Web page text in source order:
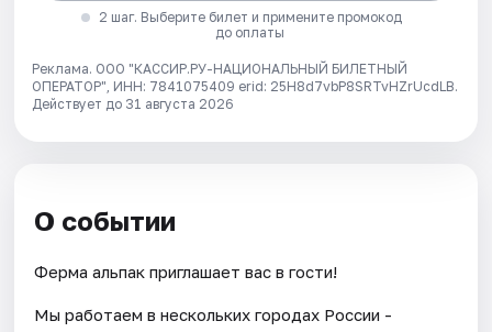
2 шаг. Выберите билет и примените промокод
до оплаты
Реклама. ООО "КАССИР.РУ-НАЦИОНАЛЬНЫЙ БИЛЕТНЫЙ
ОПЕРАТОР", ИНН: 7841075409 erid: 25H8d7vbP8SRTvHZrUcdLB.
Действует до 31 августа 2026
О событии
Ферма альпак приглашает вас в гости!
Мы работаем в нескольких городах России -